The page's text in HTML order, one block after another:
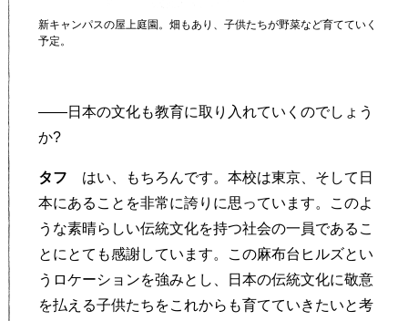
新キャンパスの屋上庭園。畑もあり、子供たちが野菜など育てていく
予定。
——日本の文化も教育に取り入れていくのでしょう
か?
タフ はい、もちろんです。本校は東京、そして日
本にあることを非常に誇りに思っています。このよ
うな素晴らしい伝統文化を持つ社会の一員であるこ
とにとても感謝しています。この麻布台ヒルズとい
うロケーションを強みとし、日本の伝統文化に敬意
を払える子供たちをこれからも育てていきたいと考